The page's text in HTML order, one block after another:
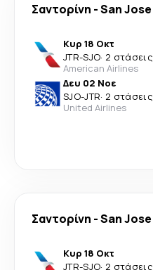
Σαντορίνη -San Jose
Κυρ 18 Οκτ
JTR-SJO· 2 στάσεις
American Airlines
Δευ 02 Νοε
SJO-JTR· 2 στάσεις
United Airlines
Σαντορίνη -San Jose
Κυρ 18 Οκτ
JTR-SJO· 2 στάσεις